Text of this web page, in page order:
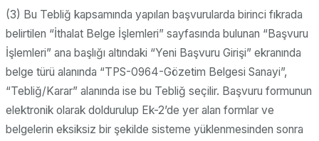
(3) Bu Tebliğ kapsamında yapılan başvurularda birinci fıkrada
belirtilen “İthalat Belge İşlemleri” sayfasında bulunan “Başvuru
İşlemleri” ana başlığı altındaki “Yeni Başvuru Girişi” ekranında
belge türü alanında “TPS-0964-Gözetim Belgesi Sanayi”,
“Tebliğ/Karar” alanında ise bu Tebliğ seçilir. Başvuru formunun
elektronik olarak doldurulup Ek-2’de yer alan formlar ve
belgelerin eksiksiz bir şekilde sisteme yüklenmesinden sonra